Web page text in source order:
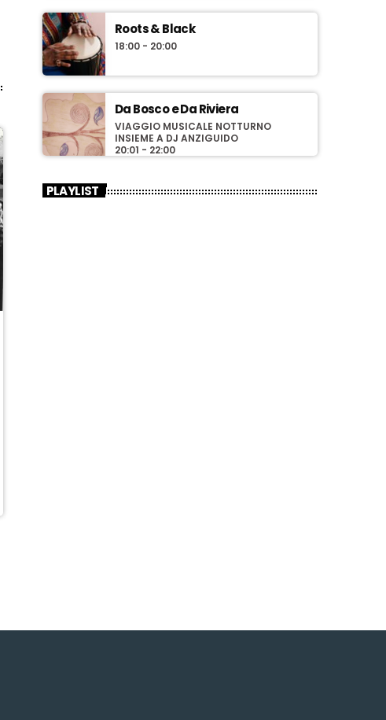
Roots & Black
18:00 - 20:00
Da Bosco e Da Riviera
VIAGGIO MUSICALE NOTTURNO
INSIEME A DJ ANZIGUIDO
20:01 - 22:00
PLAYLIST